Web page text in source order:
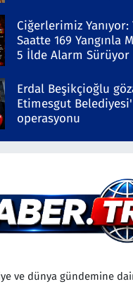
Ciğerlerimiz
Saatte 169 Yangınla
5 İlde Alarm Sürüyor
Erdal Beşikçioğlu
Etimesgut
operasyonu
ve dünya gündemine